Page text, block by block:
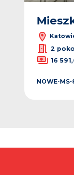
2
16
NOWE-